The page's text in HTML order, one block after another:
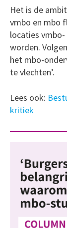
Het is de
vmbo en mbo
locaties
worden.
het mbo-
te vlechten’.
Lees ook:
kritiek